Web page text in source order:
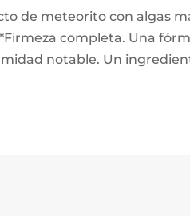
de meteorito con algas
completa. Una
notable. Un